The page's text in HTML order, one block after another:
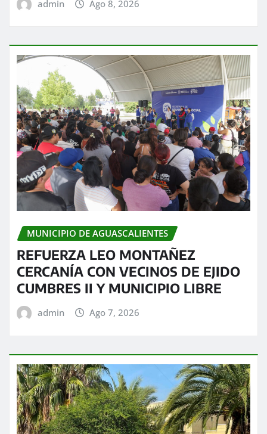
admin Ago 8, 2026
MUNICIPIO DE AGUASCALIENTES
REFUERZA LEO MONTAÑEZ
CERCANÍA CON VECINOS DE EJIDO
CUMBRES II Y MUNICIPIO LIBRE
admin Ago 7, 2026